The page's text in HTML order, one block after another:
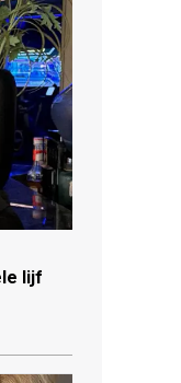
lijf